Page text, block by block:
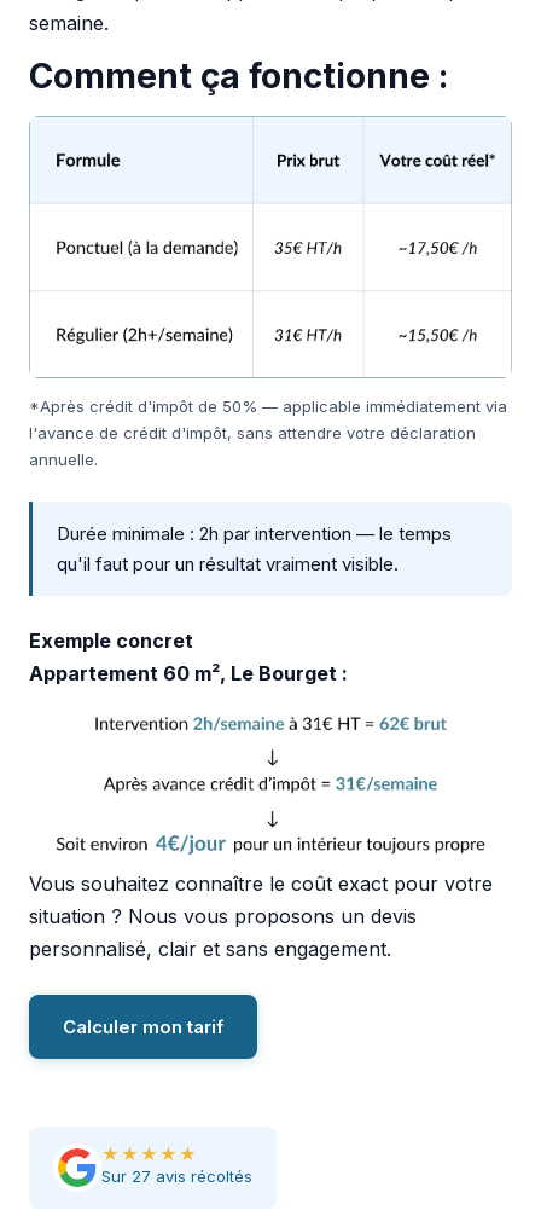
semaine.
Comment ça fonctionne :
*Après crédit d'impôt de 50% — applicable immédiatement via
l'avance de crédit d'impôt, sans attendre votre déclaration
annuelle.
Durée minimale : 2h par intervention — le temps
qu'il faut pour un résultat vraiment visible.
Exemple concret
Appartement 60 m², Le Bourget :
Vous souhaitez connaître le coût exact pour votre
situation ? Nous vous proposons un devis
personnalisé, clair et sans engagement.
Calculer mon tarif
★★★★★
Sur 27 avis récoltés